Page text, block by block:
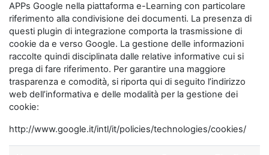
APPs Google nella piattaforma e-Learning con particolare
riferimento alla condivisione dei documenti. La presenza di
questi plugin di integrazione comporta la trasmissione di
cookie da e verso Google. La gestione delle informazioni
raccolte quindi disciplinata dalle relative informative cui si
prega di fare riferimento. Per garantire una maggiore
trasparenza e comodità, si riporta qui di seguito l’indirizzo
web dell’informativa e delle modalità per la gestione dei
cookie:
http://www.google.it/intl/it/policies/technologies/cookies/